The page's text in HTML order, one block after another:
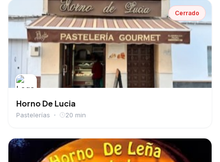
Cerrado
Horno De Lucia
Pastelerías 20 min